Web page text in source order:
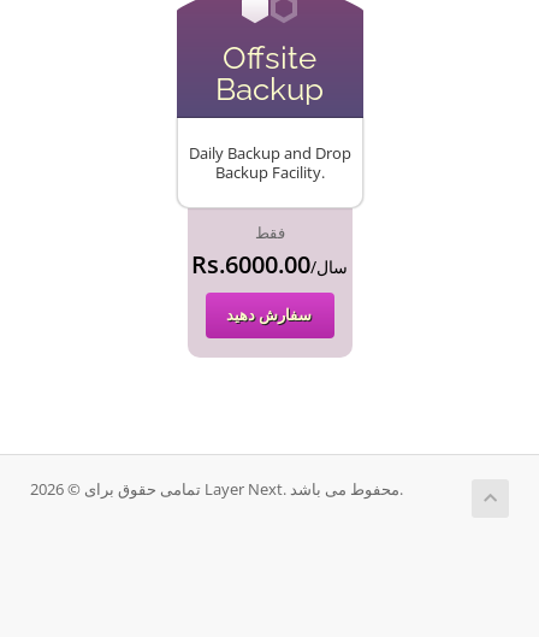
Offsite
Backup
Daily Backup and Drop
Backup Facility.
فقط
Rs.6000.00 /سال
سفارش دهید
تمامی حقوق برای © 2026 Layer Next. محفوط می باشد.